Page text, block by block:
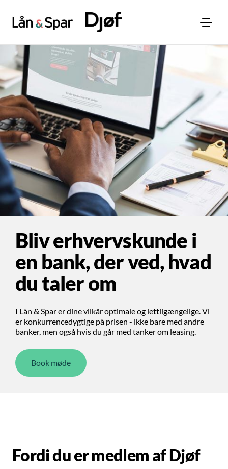
Bliv erhvervskunde i
en bank, der ved, hvad
du taler om
I Lån & Spar er dine vilkår optimale og lettilgængelige. Vi
er konkurrencedygtige på prisen - ikke bare med andre
banker, men også hvis du går med tanker om leasing.
Book møde
Fordi du er medlem af Djøf